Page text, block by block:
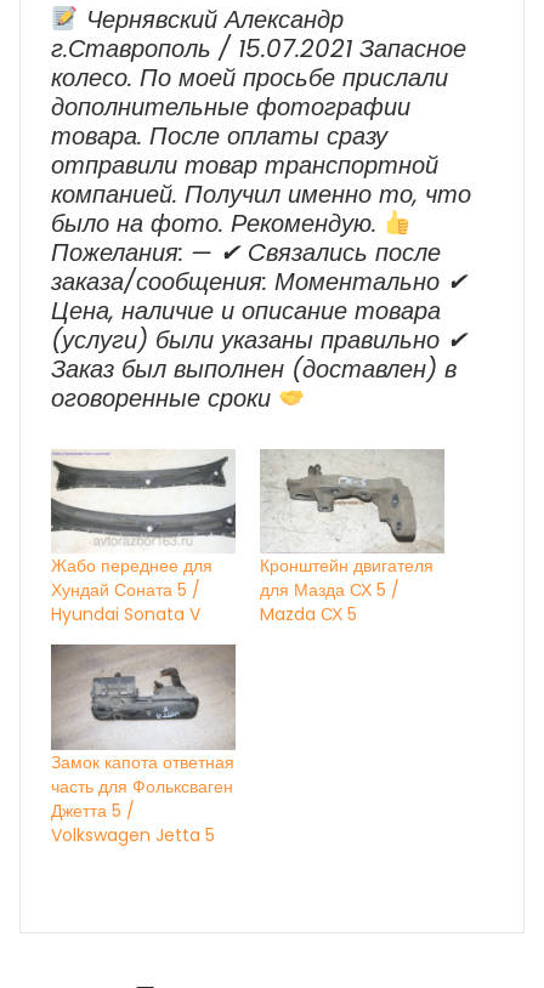
Чернявский Александр
г.Ставрополь / 15.07.2021 Запасное
колесо. По моей просьбе прислали
дополнительные фотографии
товара. После оплаты сразу
отправили товар транспортной
компанией. Получил именно то, что
было на фото. Рекомендую.
Пожелания: — ✔ Cвязались после
заказа/сообщения: Моментально ✔
Цена, наличие и описание товара
(услуги) были указаны правильно ✔
Заказ был выполнен (доставлен) в
оговоренные сроки
Жабо переднее для
Хундай Соната 5 /
Hyundai Sonata V
Кронштейн двигателя
для Мазда СХ 5 /
Mazda СХ 5
Замок капота ответная
часть для Фольксваген
Джетта 5 /
Volkswagen Jetta 5